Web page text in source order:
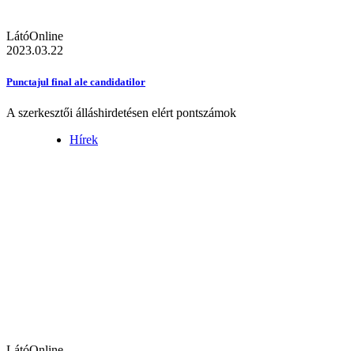
LátóOnline
2023.03.22
Punctajul final ale candidatilor
A szerkesztői álláshirdetésen elért pontszámok
Hírek